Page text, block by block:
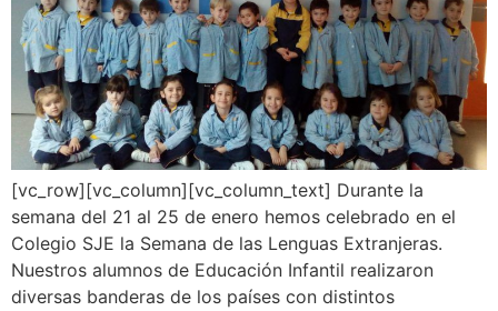
[vc_row][vc_column][vc_column_text] Durante la
semana del 21 al 25 de enero hemos celebrado en el
Colegio SJE la Semana de las Lenguas Extranjeras.
Nuestros alumnos de Educación Infantil realizaron
diversas banderas de los países con distintos